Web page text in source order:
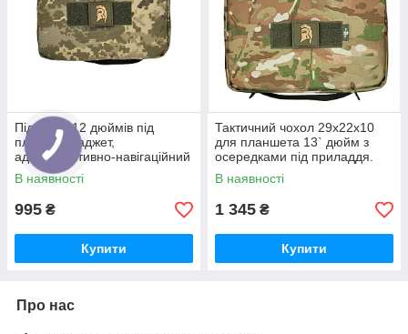
Підсумок 12 дюймів під
планшет, ґаджет,
адміністративно-навігаційний
молі Футляр планшета
захисний. Піксель
В наявності
995 ₴
Купити
Тактичний чохол 29х22х10
для планшета 13` дюйм з
осередками під приладдя.
Адмін підсумок для
планшета.
В наявності
1 345 ₴
Купити
Про нас